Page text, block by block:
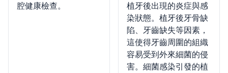
腔健康檢查。
植牙後出現的炎症與感
染狀態。植牙後牙骨缺
陷、牙齒缺失等因素，
這使得牙齒周圍的組織
容易受到外來細菌的侵
害。細菌感染引發的植